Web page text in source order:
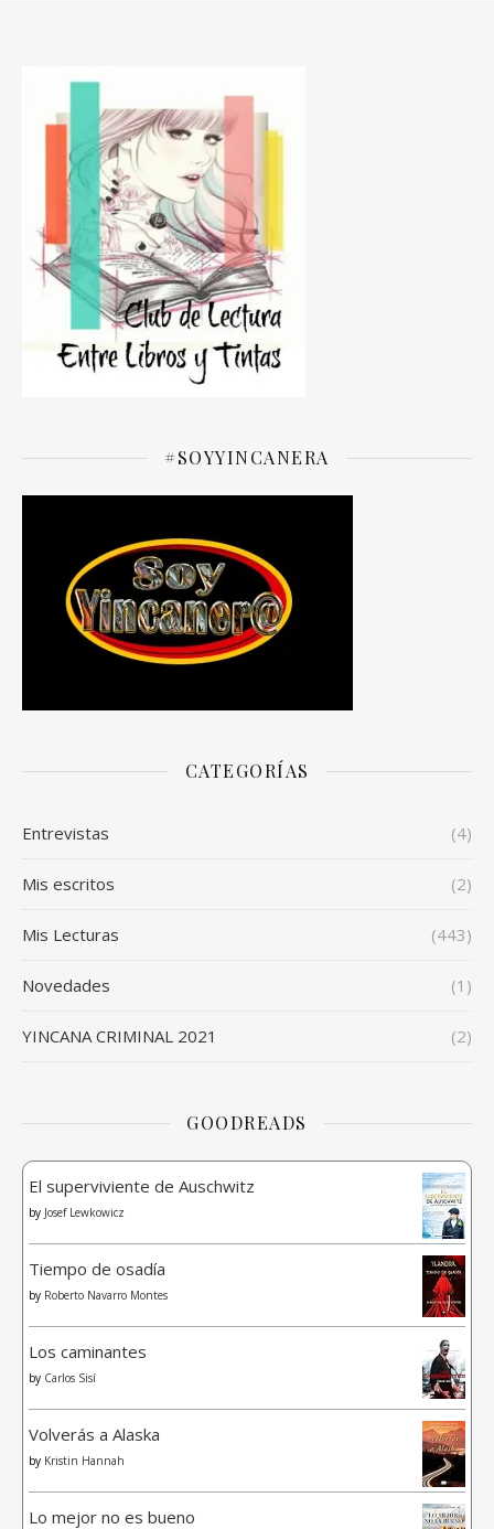
#SOYYINCANERA
CATEGORÍAS
Entrevistas (4)
Mis escritos (2)
Mis Lecturas (443)
Novedades (1)
YINCANA CRIMINAL 2021 (2)
GOODREADS
El superviviente de Auschwitz
by Josef Lewkowicz
Tiempo de osadía
by Roberto Navarro Montes
Los caminantes
by Carlos Sisí
Volverás a Alaska
by Kristin Hannah
Lo mejor no es bueno